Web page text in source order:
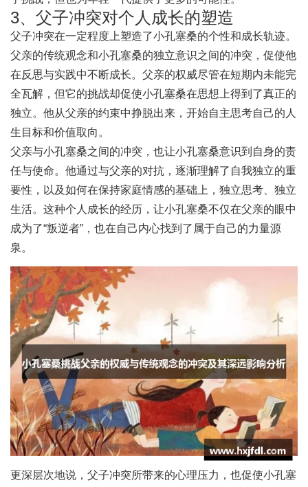
3、父子冲突对个人成长的塑造
父子冲突在一定程度上塑造了小孔塞桑的个性和成长轨迹。
父亲的传统观念和小孔塞桑的独立意识之间的冲突，促使他
在反思与实践中不断成长。父亲的权威尽管在短期内未能完
全瓦解，但它的挑战却促使小孔塞桑在思想上得到了真正的
独立。他从父亲的约束中挣脱出来，开始自主思考自己的人
生目标和价值取向。
父亲与小孔塞桑之间的冲突，也让小孔塞桑意识到自身的责
任与使命。他通过与父亲的对抗，逐渐理解了自我独立的重
要性，以及如何在保持家庭情感的基础上，独立思考、独立
生活。这种个人成长的经历，让小孔塞桑不仅在父亲的眼中
成为了“叛逆者”，也在自己内心找到了属于自己的力量源
泉。
更深层次地说，父子冲突所带来的心理压力，也促使小孔塞